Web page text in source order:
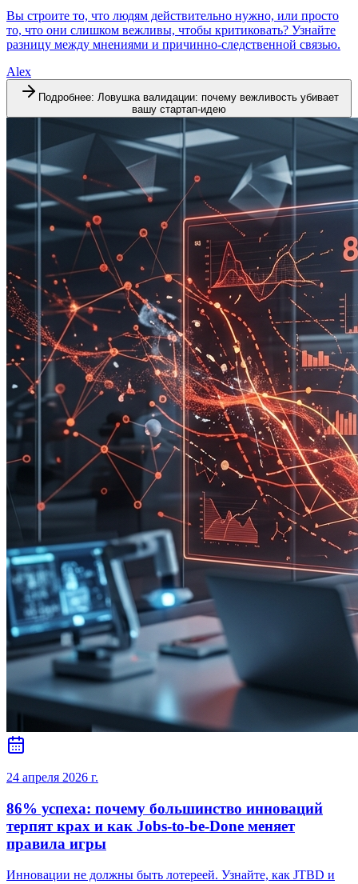
Вы строите то, что людям действительно нужно, или просто
то, что они слишком вежливы, чтобы критиковать? Узнайте
разницу между мнениями и причинно-следственной связью.
Alex
Подробнее: Ловушка валидации: почему вежливость убивает
вашу стартап-идею
24 апреля 2026 г.
86% успеха: почему большинство инноваций
терпят крах и как Jobs-to-be-Done меняет
правила игры
Инновации не должны быть лотереей. Узнайте, как JTBD и